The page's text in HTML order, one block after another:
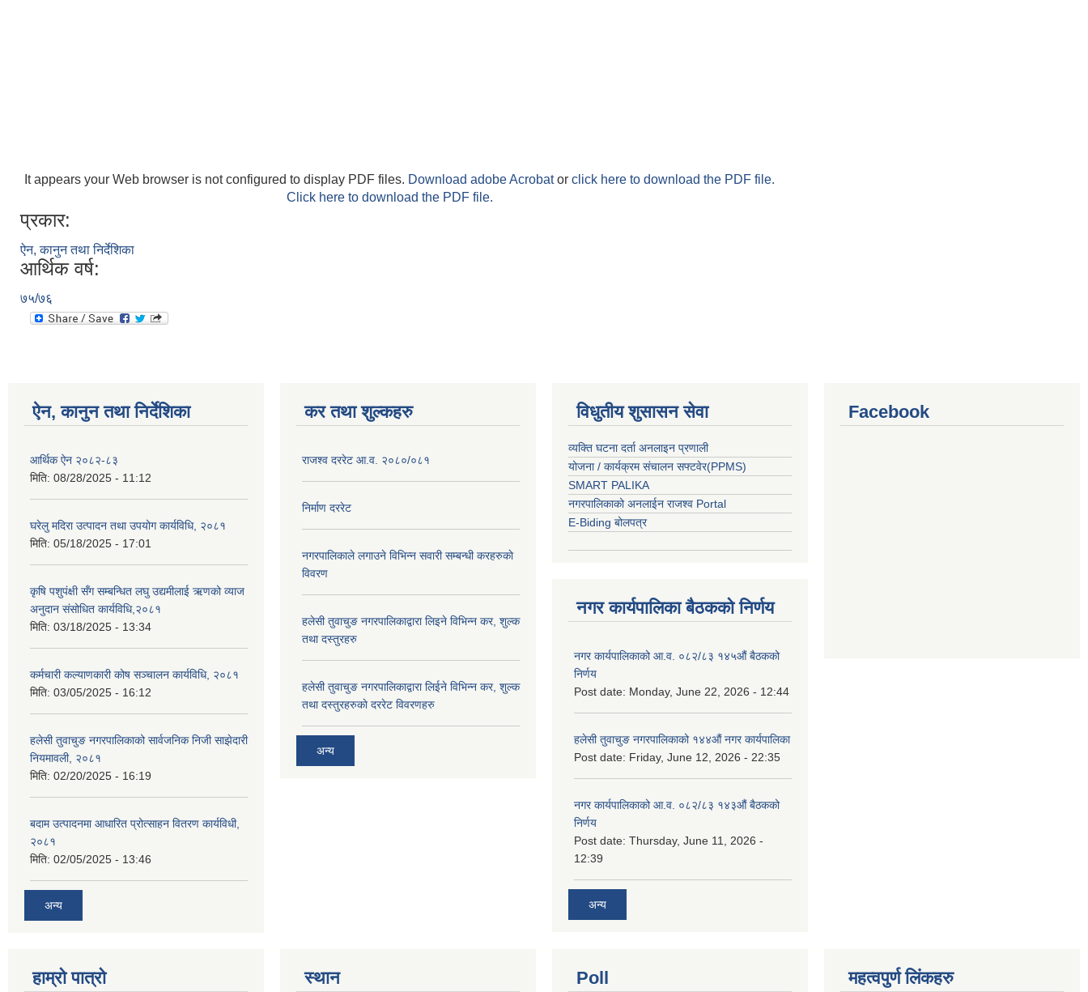
It appears your Web browser is not configured to display PDF files. Download adobe Acrobator click here to download the PDF file.
Click here to download the PDF file.
प्रकार:
ऐन, कानुन तथा निर्देशिका
आर्थिक वर्ष:
७५/७६
ऐन, कानुन तथा निर्देशिका
आर्थिक ऐन २०८२-८३
मिति: 08/28/2025 - 11:12
घरेलु मदिरा उत्पादन तथा उपयोग कार्यविधि, २०८१
मिति: 05/18/2025 - 17:01
कृषि पशुपंक्षी सँग सम्बन्धित लघु उद्यमीलाई ऋणको व्याज
अनुदान संसोधित कार्यविधि,२०८१
मिति: 03/18/2025 - 13:34
कर्मचारी कल्याणकारी कोष सञ्चालन कार्यविधि, २०८१
मिति: 03/05/2025 - 16:12
हलेसी तुवाचुङ नगरपालिकाको सार्वजनिक निजी साझेदारी
नियमावली, २०८१
मिति: 02/20/2025 - 16:19
बदाम उत्पादनमा आधारित प्रोत्साहन वितरण कार्यविधी,
२०८१
मिति: 02/05/2025 - 13:46
अन्य
कर तथा शुल्कहरु
राजश्व दररेट आ.व. २०८०/०८१
निर्माण दररेट
नगरपालिकाले लगाउने विभिन्न सवारी सम्बन्धी करहरुकाे
विवरण
हलेसी तुवाचुङ नगरपालिकाद्वारा लिइने विभिन्न कर, शुल्क
तथा दस्तुरहरु
हलेसी तुवाचुङ नगरपालिकाद्वारा लिईने विभिन्न कर, शुल्क
तथा दस्तुरहरुकाे दररेट विवरणहरु
अन्य
विधुतीय शुसासन सेवा
व्यक्ति घटना दर्ता अनलाइन प्रणाली
योजना / कार्यक्रम संचालन सफ्टवेर(PPMS)
SMART PALIKA
नगरपालिकाको अनलाईन राजश्व Portal
E-Biding बोलपत्र
नगर कार्यपालिका बैठकको निर्णय
नगर कार्यपालिकाको आ.व. ०८२/८३ १४५औं बैठकको
निर्णय
Post date: Monday, June 22, 2026 - 12:44
हलेसी तुवाचुङ नगरपालिकाको १४४औं नगर कार्यपालिका
Post date: Friday, June 12, 2026 - 22:35
नगर कार्यपालिकाको आ.व. ०८२/८३ १४३औं बैठकको
निर्णय
Post date: Thursday, June 11, 2026 -
12:39
अन्य
Facebook
हाम्रो पात्रो स्थान Poll महत्वपुर्ण लिंकहरु